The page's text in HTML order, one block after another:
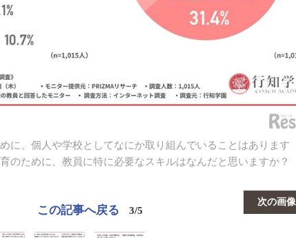
に、個人や学校としてなにか取り組んでいることはあります
のために、教員に特に必要なスキルはなんだと思いますか？
次の画像
この記事へ戻る 3/5